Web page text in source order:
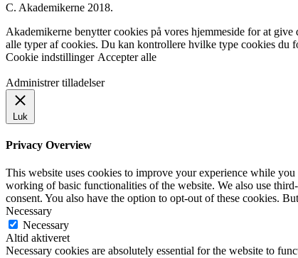
C. Akademikerne 2018.
Akademikerne benytter cookies på vores hjemmeside for at
alle typer af cookies. Du kan kontrollere hvilke type cookies
Cookie indstillinger Accepter alle
Administrer tilladelser
Luk
Privacy Overview
This website uses cookies to improve your experience while
working of basic functionalities of the website. We also use
consent. You also have the option to opt-out of these cookies.
Necessary
Necessary
Altid aktiveret
Necessary cookies are absolutely essential for the website to